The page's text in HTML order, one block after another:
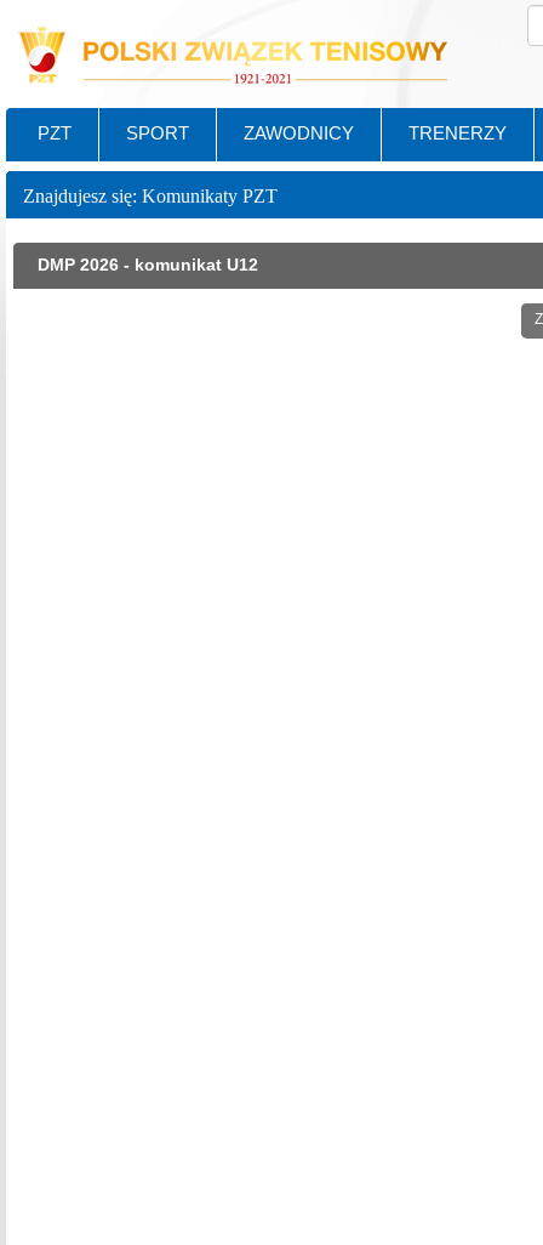
PZT SPORT ZAWODNICY TRENERZY
Znajdujesz się: Komunikaty PZT
DMP 2026 - komunikat U12